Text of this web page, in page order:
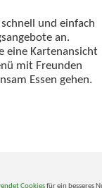
und einfach
an.
eine Kartenansicht
mit Freunden
Essen gehen.
Cookiesfür ein besseres